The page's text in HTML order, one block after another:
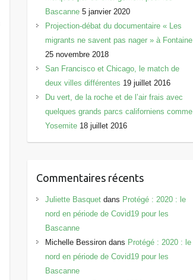
Bascanne 5 janvier 2020
Projection-débat du documentaire « Les
migrants ne savent pas nager » à Fontaine
25 novembre 2018
San Francisco et Chicago, le match de
deux villes différentes 19 juillet 2016
Du vert, de la roche et de l’air frais avec
quelques grands parcs californiens comme
Yosemite 18 juillet 2016
Commentaires récents
Juliette Basquetdans Protégé : 2020 : le
nord en période de Covid19 pour les
Bascanne
Michelle Bessirondans Protégé : 2020 : le
nord en période de Covid19 pour les
Bascanne